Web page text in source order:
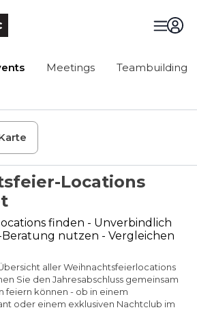
Meetings Teambuilding
Locations
finden - Unverbindlich
Beratung nutzen - Vergleichen
aller Weihnachtsfeierlocations
Sie den Jahresabschluss gemeinsam
feiern können - ob in einem
oder einem exklusiven Nachtclub im